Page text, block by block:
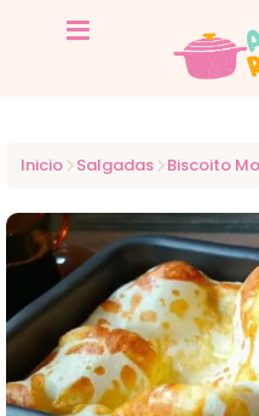
Inicio Salgadas